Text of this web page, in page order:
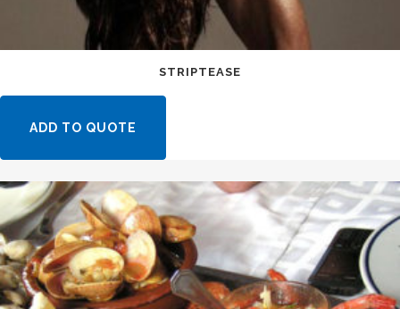
STRIPTEASE
ADD TO QUOTE